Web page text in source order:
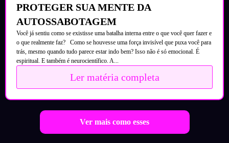
PROTEGER SUA MENTE DA
AUTOSSABOTAGEM
Você já sentiu como se existisse uma batalha interna entre o que você quer fazer e
o que realmente faz? Como se houvesse uma força invisível que puxa você para
trás, mesmo quando tudo parece estar indo bem? Isso não é só emocional. É
espiritual. E também é neurocientífico. A...
Ler matéria completa
Ver mais como esses